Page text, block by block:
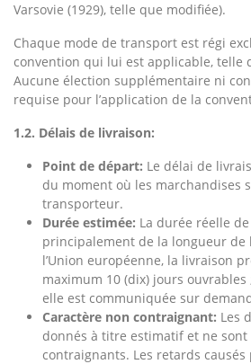
Varsovie (1929), telle que modifiée).
Chaque mode de transport est régi
convention qui lui est applicable, telle
Aucune élection supplémentaire ni
requise pour l’application de la
1.2. Délais de livraison:
Point de départ: Le délai de
du moment où les marchandises
transporteur.
Durée estimée: La durée réelle
principalement de la longueur de
l’Union européenne, la livraison
maximum 10 (dix) jours ouvrables
elle est communiquée sur
Caractère non contraignant: Les
donnés à titre estimatif et ne
contraignants. Les retards